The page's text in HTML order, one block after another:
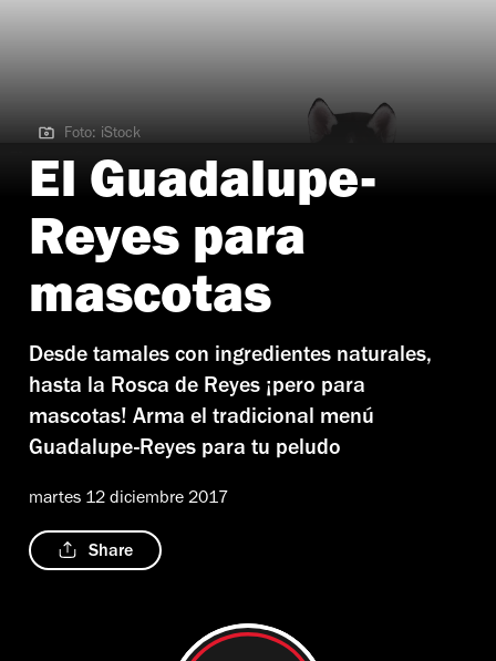
Foto: iStock
Foto: iStock
El Guadalupe-
Reyes para
mascotas
Desde tamales con ingredientes naturales,
hasta la Rosca de Reyes ¡pero para
mascotas! Arma el tradicional menú
Guadalupe-Reyes para tu peludo
martes 12 diciembre 2017
Share